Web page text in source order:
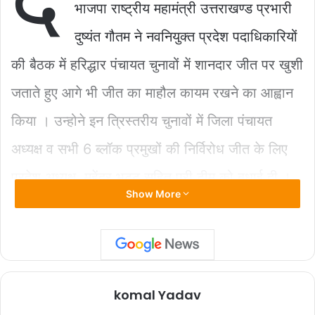
b
o
o
k
A
p
p
Li
n
k
भाजपा राष्ट्रीय महामंत्री उत्तराखण्ड प्रभारी
दुष्यंत गौतम ने नवनियुक्त प्रदेश पदाधिकारियों
की बैठक में हरिद्धार पंचायत चुनावों में शानदार जीत पर खुशी
जताते हुए आगे भी जीत का माहौल कायम रखने का आह्वान
किया । उन्होने इन त्रिस्तरीय चुनावों में जिला पंचायत
अध्यक्ष व सभी 6 ब्लॉक प्रमुखों की निर्विरोध जीत के लिए
प्रदेश अध्यक्ष महेंद्र भट्ट सहित पूरी टीम को बधाई दी ।
उन्होने कहा प्रधानमंत्री मोदी जी के नेतृत्व में प्राचीन
धार्मिक व सांस्कृतिक भव्यता की दिशा में देश आज बड़ी
लकीर खींच रहा है, हमे इन गौरवशाली कामों व विकास
योजनाओं को जनता तक पहुंचाना है ।
Show More
komal Yadav